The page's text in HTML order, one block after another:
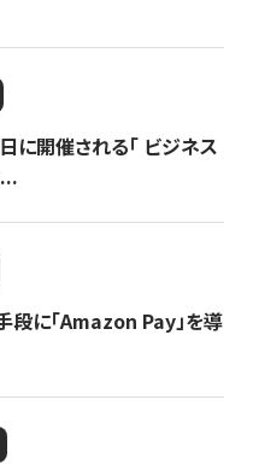
に開催される「 ビジネス
段に「Amazon Pay」を導